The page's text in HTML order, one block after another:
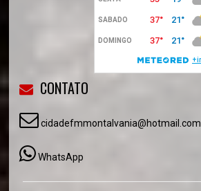
CONTATO
cidadefmmontalvania@hotmail.com
WhatsApp